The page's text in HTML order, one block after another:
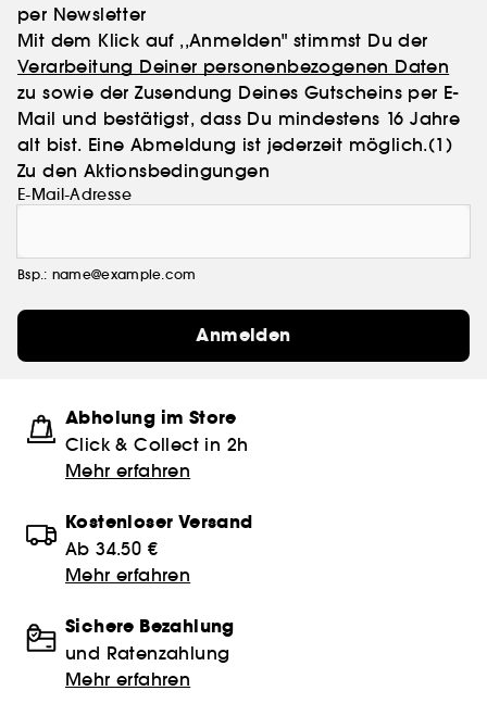
per Newsletter
Mit dem Klick auf ,,Anmelden" stimmst Du der
Verarbeitung Deiner personenbezogenen Daten
zu sowie der Zusendung Deines Gutscheins per E-
Mail und bestätigst, dass Du mindestens 16 Jahre
alt bist. Eine Abmeldung ist jederzeit möglich.(1)
Zu den Aktionsbedingungen
E-Mail-Adresse
Bsp.: name@example.com
Anmelden
Abholung im Store
Click & Collect in 2h
Mehr erfahren
Kostenloser Versand
Ab 34.50 €
Mehr erfahren
Sichere Bezahlung
und Ratenzahlung
Mehr erfahren